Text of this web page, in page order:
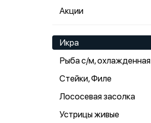
Акции
Икра
Рыба с/м, охлажденная
Стейки, Филе
Лососевая засолка
Устрицы живые